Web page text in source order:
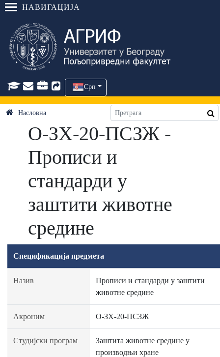
НАВИГАЦИЈА
Срп
Насловна
О-ЗХ-20-ПСЗЖ -
Прописи и
стандарди у
заштити животне
средине
Спецификација предмета
Назив
Прописи и стандарди у заштити
животне средине
Акроним О-ЗХ-20-ПСЗЖ
Студијски програм
Заштита животне средине у
производњи хране